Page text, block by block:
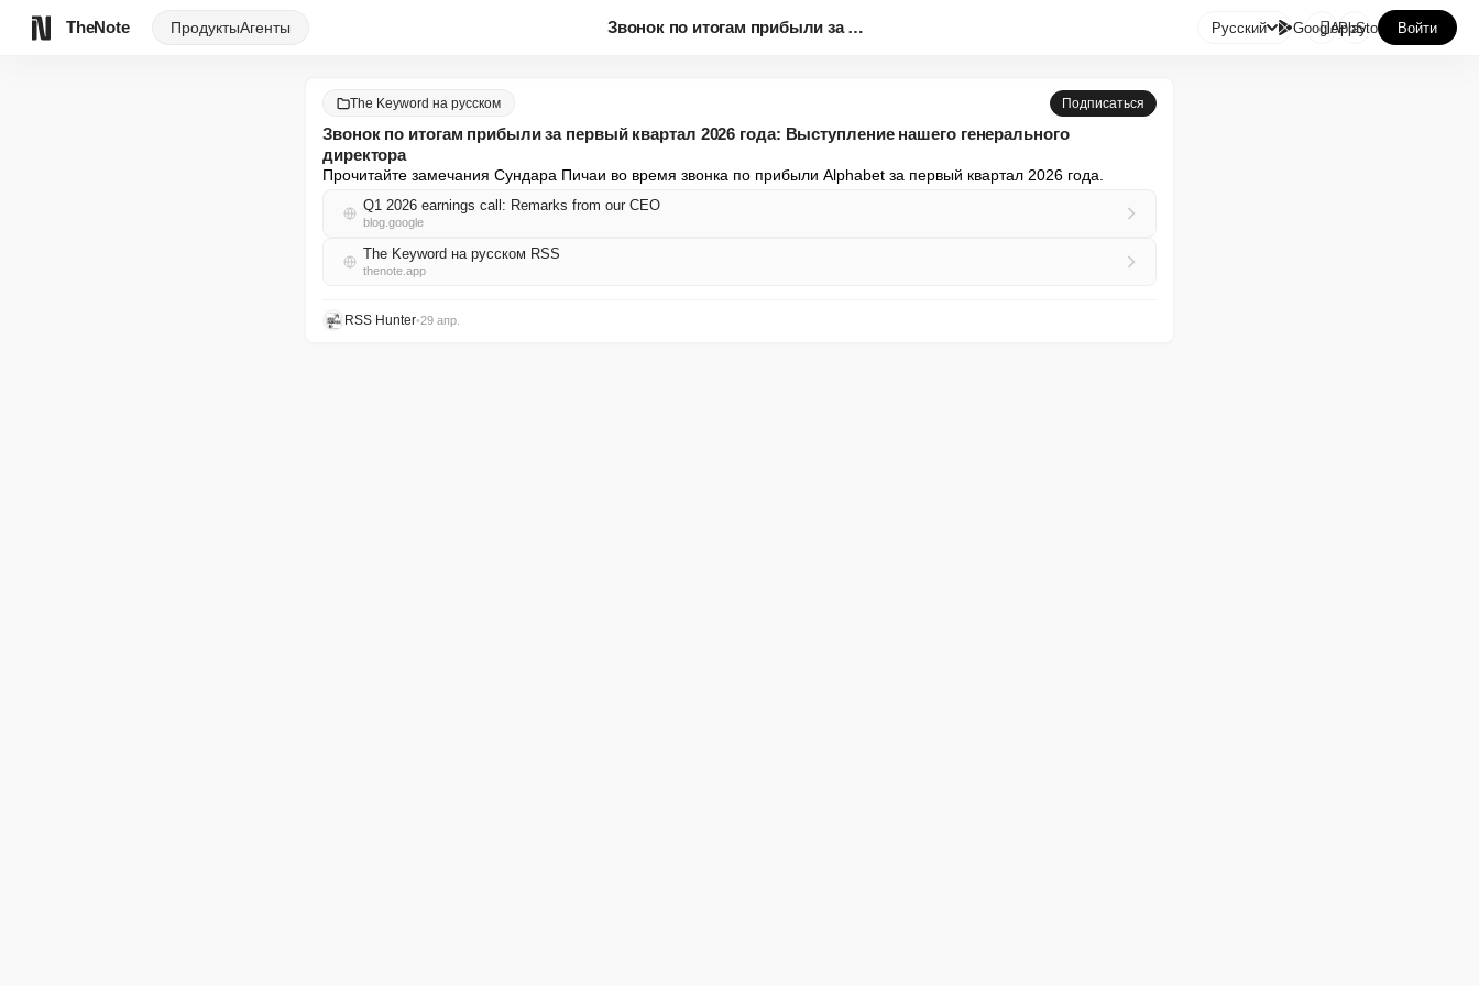
TheNote ПродуктыАгенты Звонок по итогам прибыли за пе... Русский GooglePlay
AppStore Войти
The Keyword на русском Подписаться
Звонок по итогам прибыли за первый квартал 2026 года: Выступление нашего генерального
директора
Прочитайте замечания Сундара Пичаи во время звонка по прибыли Alphabet за первый квартал 2026 года.
Q1 2026 earnings call: Remarks from our CEO
blog.google
The Keyword на русском RSS
thenote.app
RSS Hunter•29 апр.